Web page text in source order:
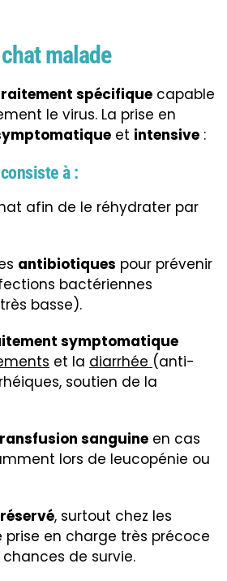
malade
spécifique capable
le virus. La prise en
et intensive :
à :
afin de le réhydrater par
antibiotiques pour prévenir
bactériennes
basse).
symptomatique
et la diarrhée (anti-
soutien de la
sanguine en cas
lors de leucopénie ou
réservé, surtout chez les
prise en charge très précoce
de survie.